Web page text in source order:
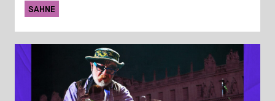
SAHNE